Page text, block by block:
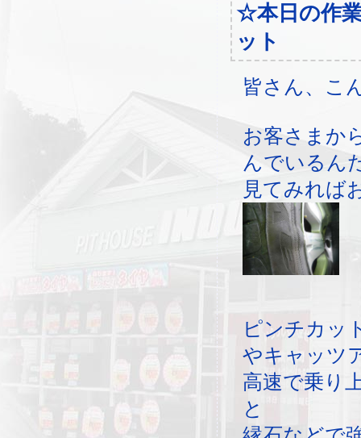
☆本日の作
ット
皆さん、こ
お客さまか
んでいるん
見てみれば
ピンチカッ
やキャッツ
高速で乗り
と